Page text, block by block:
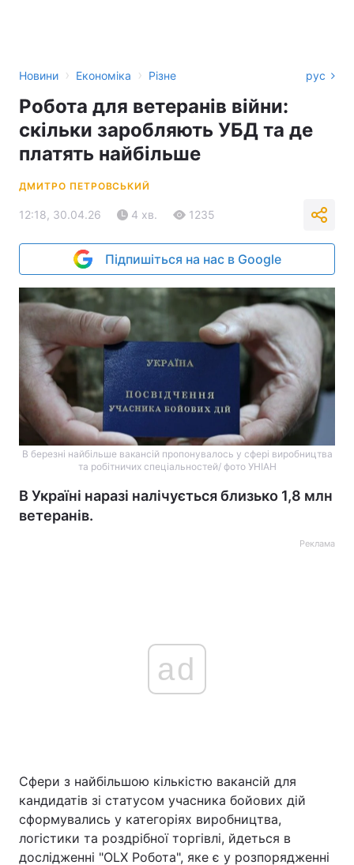
Новини › Економіка › Різне рус
Робота для ветеранів війни:
скільки заробляють УБД та де
платять найбільше
ДМИТРО ПЕТРОВСЬКИЙ
12:18, 30.04.26 4 хв. 1235
Підпишіться на нас в Google
В березні найбільше вакансій пропонувалось у сфері виробництва
та робітничих спеціальностей/ фото УНІАН
В Україні наразі налічується близько 1,8 млн
ветеранів.
Реклама
ad
Сфери з найбільшою кількістю вакансій для
кандидатів зі статусом учасника бойових дій
сформувались у категоріях виробництва,
логістики та роздрібної торгівлі, йдеться в
дослідженні "OLX Робота", яке є у розпорядженні